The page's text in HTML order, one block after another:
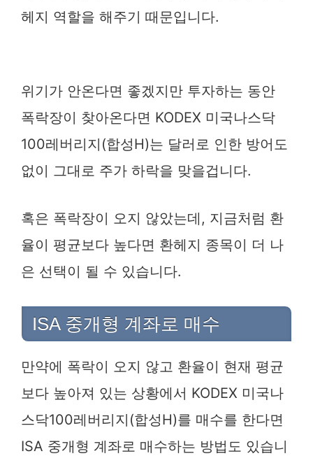
헤지 역할을 해주기 때문입니다.
위기가 안온다면 좋겠지만 투자하는 동안
폭락장이 찾아온다면 KODEX 미국나스닥
100레버리지(합성H)는 달러로 인한 방어도
없이 그대로 주가 하락을 맞을겁니다.
혹은 폭락장이 오지 않았는데, 지금처럼 환
율이 평균보다 높다면 환헤지 종목이 더 나
은 선택이 될 수 있습니다.
ISA 중개형 계좌로 매수
만약에 폭락이 오지 않고 환율이 현재 평균
보다 높아져 있는 상황에서 KODEX 미국나
스닥100레버리지(합성H)를 매수를 한다면
ISA 중개형 계좌로 매수하는 방법도 있습니